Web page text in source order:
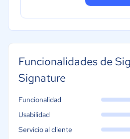
Funcionalidades de
Signature
Funcionalidad
Usabilidad
Servicio al cliente